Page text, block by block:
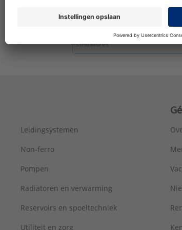
Batterij/
Uitvoering test-/pauzeknop:
Verbinding via kabel: Nee
batterij gevoed
Ons laatste nieuws ontvangen omtrent
Leidingsystemen
Non-ferro
Pompen
Radiatoren en verwarming
Reservoirs en spoeltechniek
Utiliteit en zorg